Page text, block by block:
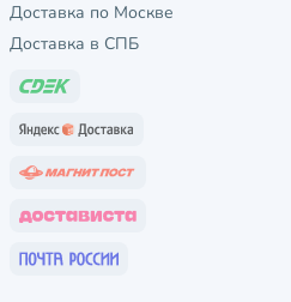
Доставка по Москве
Доставка в СПБ